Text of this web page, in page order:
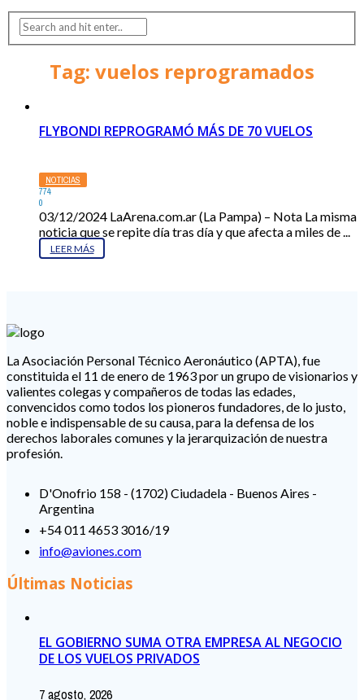
Tag: vuelos reprogramados
FLYBONDI REPROGRAMÓ MÁS DE 70 VUELOS
NOTICIAS
774
0
03/12/2024 LaArena.com.ar (La Pampa) – Nota La misma
noticia que se repite día tras día y que afecta a miles de ...
LEER MÁS
La Asociación Personal Técnico Aeronáutico (APTA), fue
constituida el 11 de enero de 1963 por un grupo de visionarios y
valientes colegas y compañeros de todas las edades,
convencidos como todos los pioneros fundadores, de lo justo,
noble e indispensable de su causa, para la defensa de los
derechos laborales comunes y la jerarquización de nuestra
profesión.
D'Onofrio 158 - (1702) Ciudadela - Buenos Aires -
Argentina
+54 011 4653 3016/19
info@aviones.com
Últimas Noticias
EL GOBIERNO SUMA OTRA EMPRESA AL NEGOCIO
DE LOS VUELOS PRIVADOS
7 agosto, 2026